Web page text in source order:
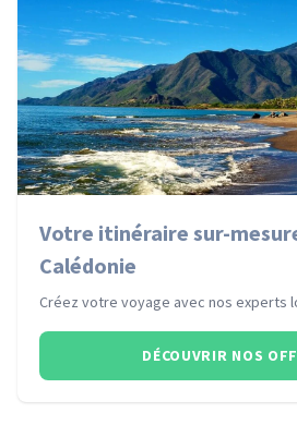
Votre itinéraire sur-
Calédonie
Créez votre voyage avec nos experts
DÉCOUVRIR NOS